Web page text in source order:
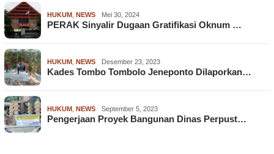
HUKUM NEWS Mei 30, 2024
PERAK Sinyalir Dugaan Gratifikasi Oknum …
HUKUM NEWS Desember 23, 2023
Kades Tombo Tombolo Jeneponto Dilaporkan…
HUKUM NEWS September 5, 2023
Pengerjaan Proyek Bangunan Dinas Perpust…